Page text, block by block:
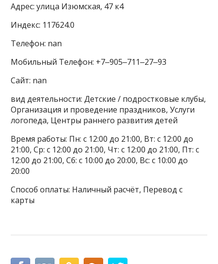
Адрес: улица Изюмская, 47 к4
Индекс: 117624.0
Телефон: nan
Мобильный Телефон: +7‒905‒711‒27‒93
Сайт: nan
вид деятельности: Детские / подростковые клубы,
Организация и проведение праздников, Услуги
логопеда, Центры раннего развития детей
Время работы: Пн: с 12:00 до 21:00, Вт: с 12:00 до
21:00, Ср: с 12:00 до 21:00, Чт: с 12:00 до 21:00, Пт: с
12:00 до 21:00, Сб: с 10:00 до 20:00, Вс: с 10:00 до
20:00
Способ оплаты: Наличный расчёт, Перевод с
карты